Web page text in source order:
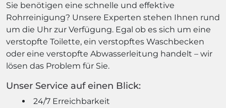
Sie benötigen eine schnelle und effektive
Rohrreinigung? Unsere Experten stehen Ihnen rund
um die Uhr zur Verfügung. Egal ob es sich um eine
verstopfte Toilette, ein verstopftes Waschbecken
oder eine verstopfte Abwasserleitung handelt – wir
lösen das Problem für Sie.
Unser Service auf einen Blick:
24/7 Erreichbarkeit